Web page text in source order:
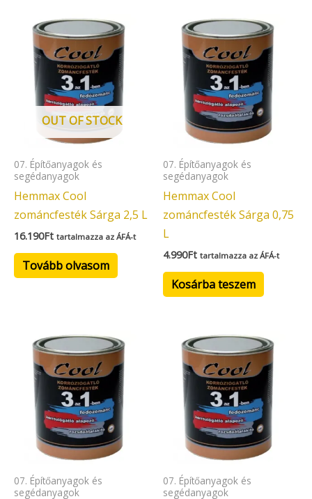
OUT OF STOCK
07. Építőanyagok és
segédanyagok
Hemmax Cool
zománcfesték Sárga 2,5 L
16.190Ft tartalmazza az ÁFÁ-t
Tovább olvasom
07. Építőanyagok és
segédanyagok
Hemmax Cool
zománcfesték Sárga 0,75
L
4.990Ft tartalmazza az ÁFÁ-t
Kosárba teszem
07. Építőanyagok és
segédanyagok
07. Építőanyagok és
segédanyagok